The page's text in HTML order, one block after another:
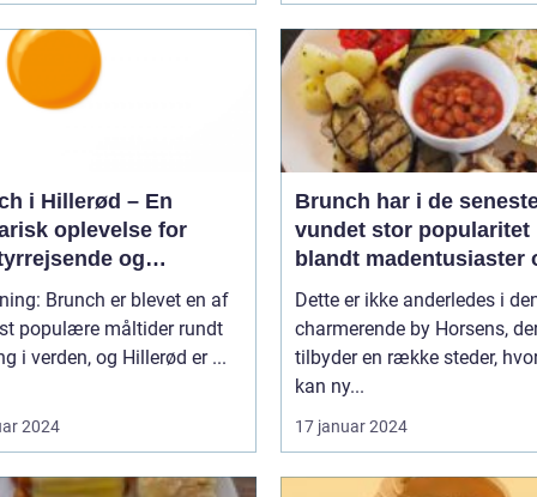
i Hillerød – En
oplevelse for
og
Brunch er blevet en af
populære måltider rundt
i verden, og Hillerød er ...
2024
Brunch har i de
vundet stor popularitet
blandt madentusiaster
dem, der elsker at
kombinere de lækreste
morgenmadslækkerier
frokostfavoritter
Dette er ikke anderledes i
charmerende by Horsens,
tilbyder en række steder,
kan ny...
17 januar 2024